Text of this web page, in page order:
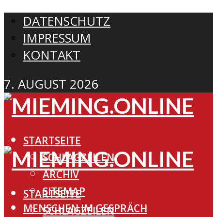
DATENSCHUTZ
IMPRESSUM
KONTAKT
7. AUGUST 2026
STARTSEITE
SCHLAGZEILEN
ARCHIV
SITEMAP
MENSCHEN IM GESPRÄCH
STARTSEITE
SCHLAGZEILEN